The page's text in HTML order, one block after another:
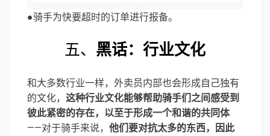
●骑手为快要超时的订单进行报备。
五、 黑话：行业文化
和大多数行业一样，外卖员内部也会形成自己独有
的文化， 这种行业文化能够帮助骑手们之间感受到
彼此紧密的存在，以至于形成一个和谐的共同体
——对于骑手来说， 他们要对抗太多的东西，因此